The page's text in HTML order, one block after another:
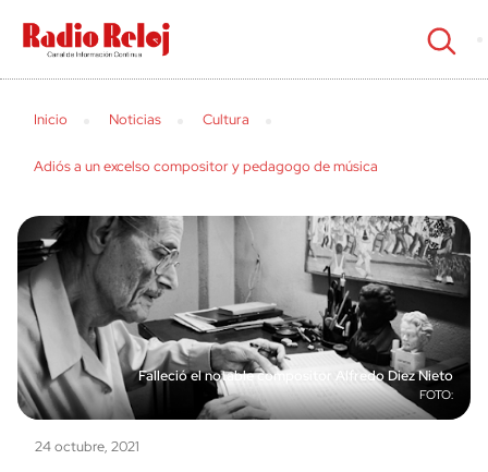
cerrar
Inicio Noticias Cultura
Adiós a un excelso compositor y pedagogo de música
Falleció el notable compositor Alfredo Diez Nieto
24 octubre, 2021